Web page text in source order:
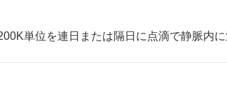
単位を連日または隔日に点滴で静脈内に